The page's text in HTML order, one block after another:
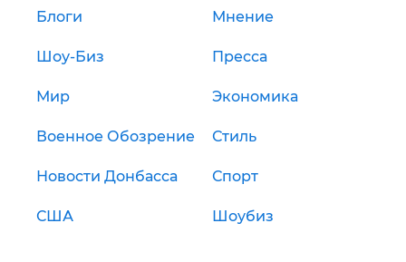
Блоги Мнение
Шоу-Биз Пресса
Мир Экономика
Военное Обозрение Стиль
Новости Донбасса Спорт
США Шоубиз